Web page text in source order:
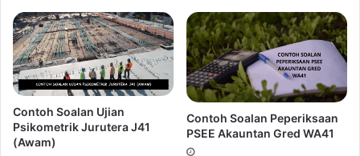
Peluang untuk mendapat panggilan Temuduga Pegawai
Contoh Soalan Ujian
Psikometrik Jurutera J41
(Awam)
Contoh Soalan Peperiksaan
PSEE Akauntan Gred WA41